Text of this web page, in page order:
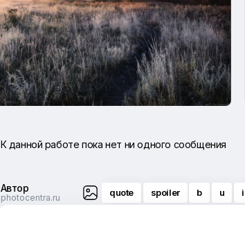
К данной работе пока нет ни одного сообщения
Автор
photocentra.ru quote spoiler b u i